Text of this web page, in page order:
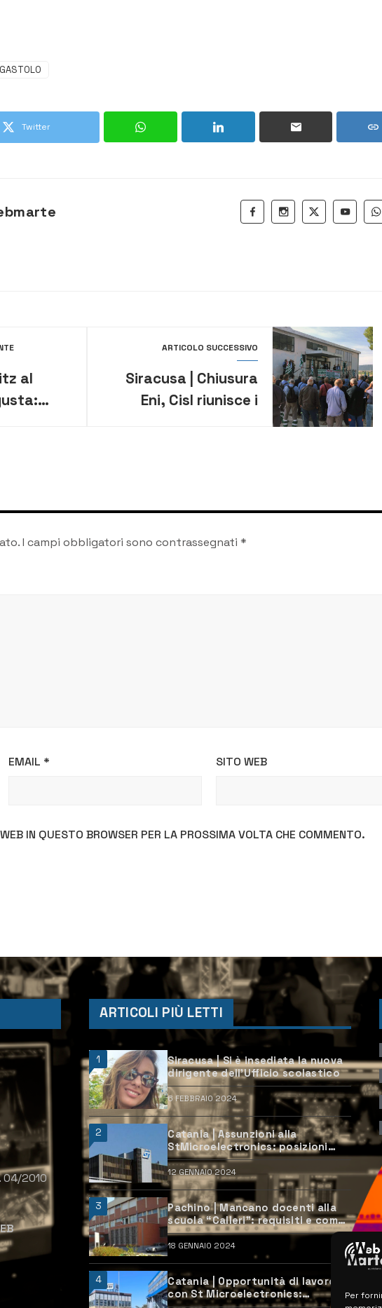
Per
Twitter
al
ARTICOLO SUCCESSIVO
Siracusa | Chiusura
Eni, Cisl riunisce i
I campi obbligatori sono contrassegnati *
EMAIL * SITO WEB
IN QUESTO BROWSER PER LA PROSSIMA VOLTA CHE COMMENTO.
04/2010
ARTICOLI PIÙ LETTI
1
Siracusa | Si è insediata la nuova
dirigente dell’Ufficio scolastico
6 FEBBRAIO 2024
2
Catania | Assunzioni alla
StMicroelectronics: posizioni
aperte e come candidarsi
12 GENNAIO 2024
3
Pachino | Mancano docenti alla
scuola “Calleri”: requisiti e come
candidarsi
18 GENNAIO 2024
4
Catania | Opportunità di lavoro
con St Microelectronics: